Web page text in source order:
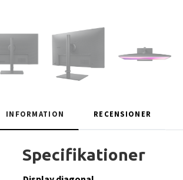
INFORMATION RECENSIONER
Specifikationer